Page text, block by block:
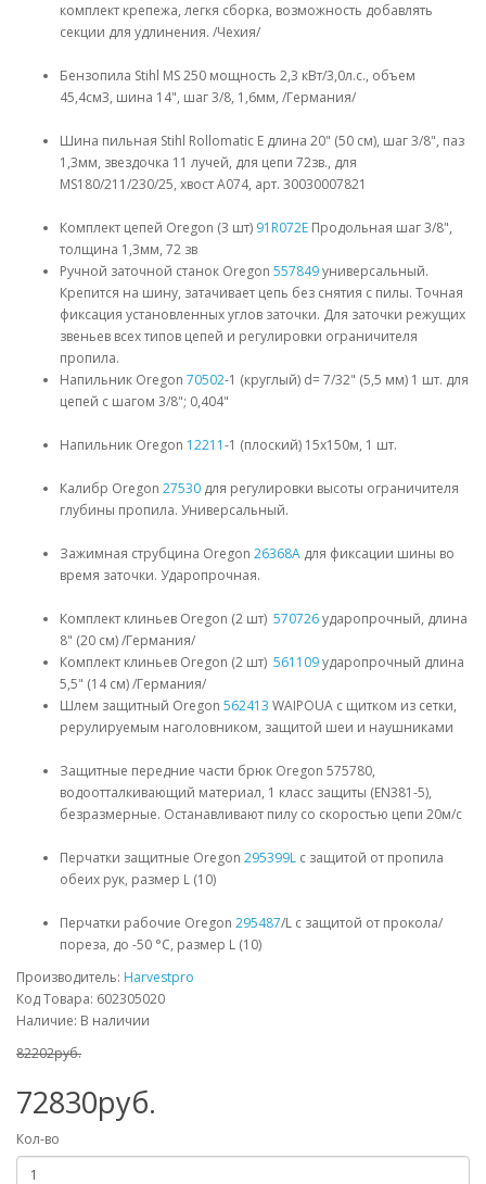
комплект крепежа, легкя сборка, возможность добавлять
секции для удлинения. /Чехия/
Бензопила Stihl MS 250 мощность 2,3 кВт/3,0л.с., объем
45,4см3, шина 14", шаг 3/8, 1,6мм, /Германия/
Шина пильная Stihl Rollomatic E длина 20" (50 см), шаг 3/8", паз
1,3мм, звездочка 11 лучей, для цепи 72зв., для
MS180/211/230/25, хвост A074, арт. 30030007821
Комплект цепей Oregon (3 шт) 91R072E Продольная шаг 3/8",
толщина 1,3мм, 72 зв
Ручной заточной станок Oregon 557849универсальный.
Крепится на шину, затачивает цепь без снятия с пилы. Точная
фиксация установленных углов заточки. Для заточки режущих
звеньев всех типов цепей и регулировки ограничителя
пропила.
Напильник Oregon 70502-1 (круглый) d= 7/32" (5,5 мм) 1 шт. для
цепей с шагом 3/8"; 0,404"
Напильник Oregon 12211-1 (плоский) 15х150м, 1 шт.
Калибр Oregon 27530 для регулировки высоты ограничителя
глубины пропила. Универсальный.
Зажимная струбцина Oregon 26368A для фиксации шины во
время заточки. Ударопрочная.
Комплект клиньев Oregon (2 шт) 570726ударопрочный, длина
8" (20 см) /Германия/
Комплект клиньев Oregon (2 шт) 561109ударопрочный длина
5,5" (14 см) /Германия/
Шлем защитный Oregon 562413 WAIPOUA с щитком из сетки,
рерулируемым наголовником, защитой шеи и наушниками
Защитные передние части брюк Oregon 575780,
водоотталкивающий материал, 1 класс защиты (EN381-5),
безразмерные. Останавливают пилу со скоростью цепи 20м/с
Перчатки защитные Oregon 295399L с защитой от пропила
обеих рук, размер L (10)
Перчатки рабочие Oregon 295487/L с защитой от прокола/
пореза, до -50 °C, размер L (10)
Производитель: Harvestpro
Код Товара: 602305020
Наличие: В наличии
82202руб.
72830руб.
Кол-во